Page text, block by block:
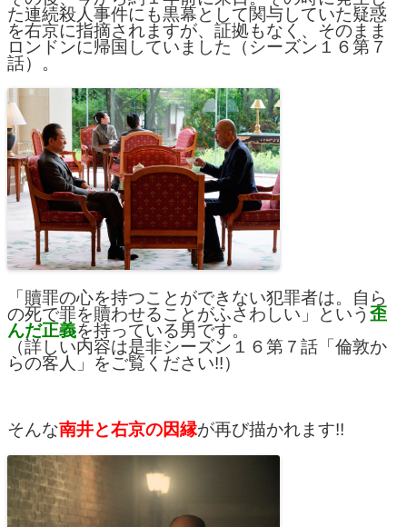
た連続殺人事件にも黒幕として関与していた疑惑
を右京に指摘されますが、証拠もなく、そのまま
ロンドンに帰国していました（シーズン１６第７
話）。
「贖罪の心を持つことができない犯罪者は。自ら
の死で罪を贖わせることがふさわしい」という 歪
んだ正義を持っている男です。
（詳しい内容は是非シーズン１６第７話「倫敦か
らの客人」をご覧ください!!）
そんな南井と右京の因縁が再び描かれます!!